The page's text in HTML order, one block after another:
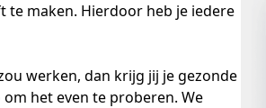
te maken. Hierdoor heb je iedere
werken, dan krijg jij je gezonde
het even te proberen. We